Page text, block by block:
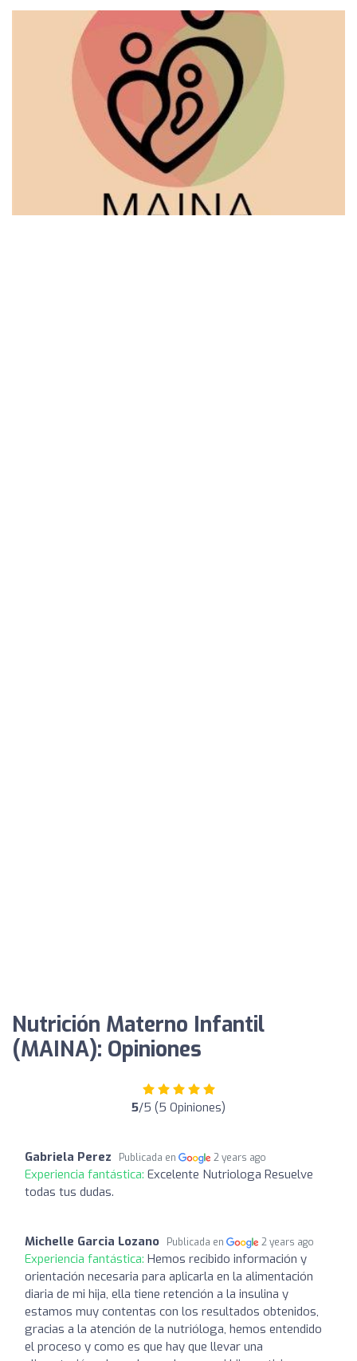
Nutrición Materno Infantil
(MAINA): Opiniones
5/5 (5 Opiniones)
Gabriela Perez Publicada en 2 years ago
Experiencia fantástica: Excelente Nutriologa Resuelve
todas tus dudas.
Michelle Garcia Lozano Publicada en 2 years ago
Experiencia fantástica: Hemos recibido información y
orientación necesaria para aplicarla en la alimentación
diaria de mi hija, ella tiene retención a la insulina y
estamos muy contentas con los resultados obtenidos,
gracias a la atención de la nutrióloga, hemos entendido
el proceso y como es que hay que llevar una